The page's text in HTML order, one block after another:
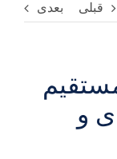
قبلی بعدی
و